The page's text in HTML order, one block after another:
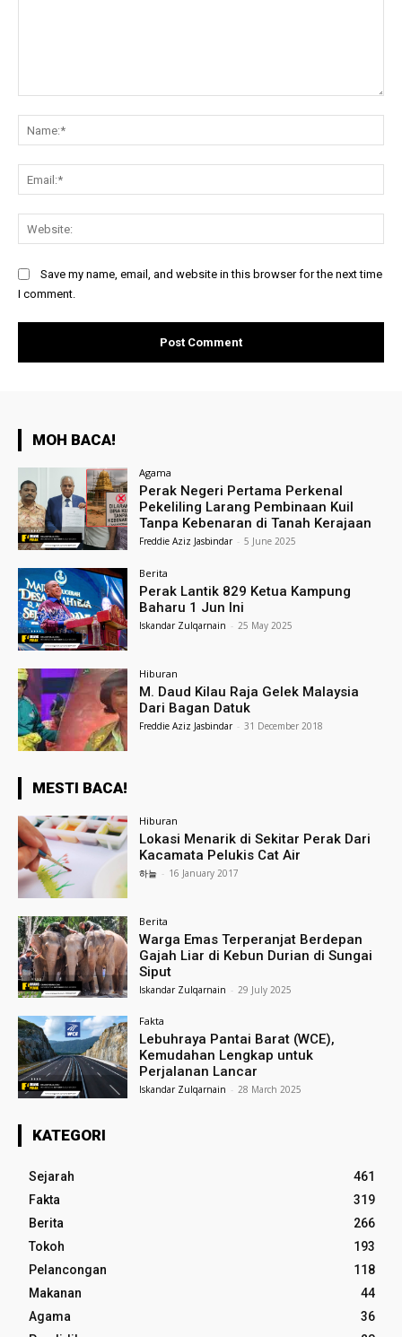
Save my name, email, and website in this browser for the next time
I comment.
MOH BACA!
Agama
Perak Negeri Pertama Perkenal
Pekeliling Larang Pembinaan Kuil
Tanpa Kebenaran di Tanah Kerajaan
Freddie Aziz Jasbindar - 5 June 2025
Berita
Perak Lantik 829 Ketua Kampung
Baharu 1 Jun Ini
Iskandar Zulqarnain - 25 May 2025
Hiburan
M. Daud Kilau Raja Gelek Malaysia
Dari Bagan Datuk
Freddie Aziz Jasbindar - 31 December 2018
MESTI BACA!
Hiburan
Lokasi Menarik di Sekitar Perak Dari
Kacamata Pelukis Cat Air
하늘 - 16 January 2017
Berita
Warga Emas Terperanjat Berdepan
Gajah Liar di Kebun Durian di Sungai
Siput
Iskandar Zulqarnain - 29 July 2025
Fakta
Lebuhraya Pantai Barat (WCE),
Kemudahan Lengkap untuk
Perjalanan Lancar
Iskandar Zulqarnain - 28 March 2025
KATEGORI
Sejarah
461
Fakta
319
Berita
266
Tokoh
193
Pelancongan
118
Makanan
44
Agama
36